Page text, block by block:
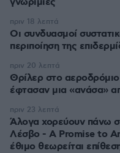
Οι συνδυασμοί
περιποίηση της
πριν 18 λεπτά
Θρίλερ στο
έφτασαν μια «ανάσα»
πριν 20 λεπτά
Άλογα χορεύουν πάνω
Λέσβο - A Promise to
έθιμο θεωρείται
πριν 23 λεπτά